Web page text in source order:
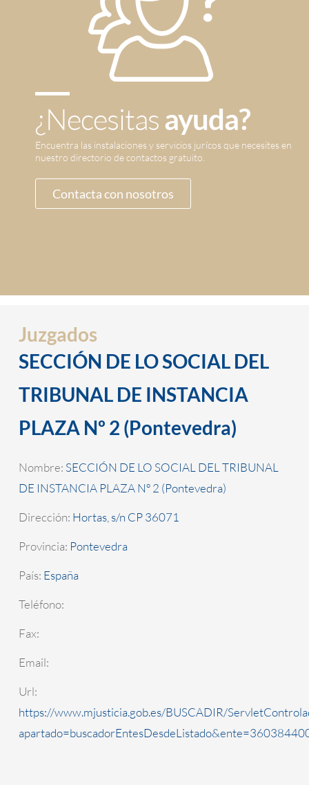
¿Necesitasayuda?
Encuentra las instalaciones y servicios jurícos que necesites en
nuestro directorio de contactos gratuito.
Contacta con nosotros
Juzgados
SECCIÓN DE LO SOCIAL DEL
TRIBUNAL DE INSTANCIA
PLAZA Nº 2 (Pontevedra)
Nombre: SECCIÓN DE LO SOCIAL DEL TRIBUNAL
DE INSTANCIA PLAZA Nº 2 (Pontevedra)
Dirección: Hortas, s/n CP 36071
Provincia: Pontevedra
País: España
Teléfono:
Fax:
Email:
Url:
https://www.mjusticia.gob.es/BUSCADIR/